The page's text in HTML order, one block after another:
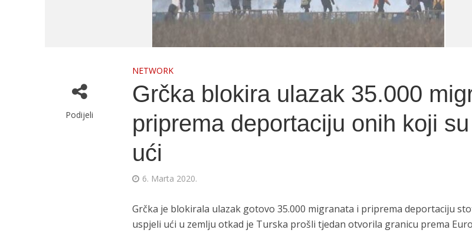
Podijeli
NETWORK
Grčka blokira ulazak 35.000
priprema deportaciju onih koji
ući
6. Marta 2020.
Grčka je blokirala ulazak gotovo 35.000 migranata i priprema deportaciju
uspjeli ući u zemlju otkad je Turska prošli tjedan otvorila granicu prema